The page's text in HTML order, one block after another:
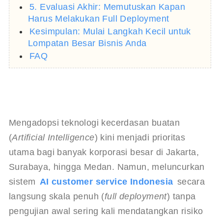
5. Evaluasi Akhir: Memutuskan Kapan
Harus Melakukan Full Deployment
Kesimpulan: Mulai Langkah Kecil untuk
Lompatan Besar Bisnis Anda
FAQ
Mengadopsi teknologi kecerdasan buatan
(Artificial Intelligence) kini menjadi prioritas
utama bagi banyak korporasi besar di Jakarta,
Surabaya, hingga Medan. Namun, meluncurkan
sistem AI customer service Indonesia secara
langsung skala penuh (full deployment) tanpa
pengujian awal sering kali mendatangkan risiko